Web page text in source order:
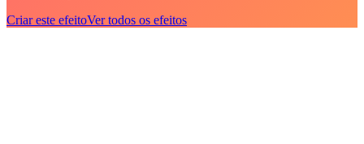
Criar este efeitoVer todos os efeitos